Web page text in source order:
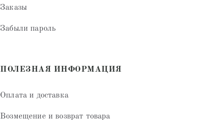
Заказы
Забыли пароль
ПОЛЕЗНАЯ ИНФОРМАЦИЯ
Оплата и доставка
Возмещение и возврат товара